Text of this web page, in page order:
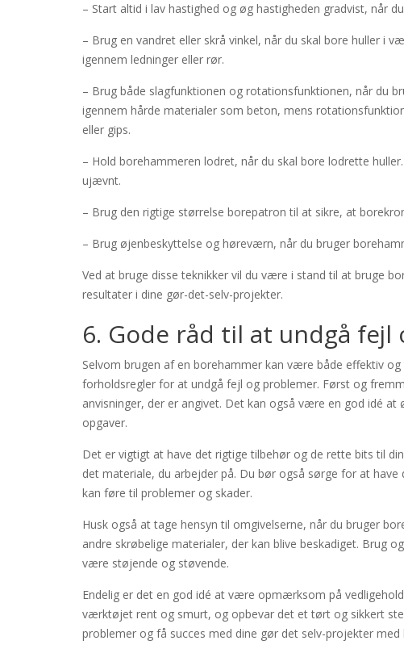
– Start altid i lav hastighed og øg hastigheden gradvist, når
– Brug en vandret eller skrå vinkel, når du skal bore huller i
igennem ledninger eller rør.
– Brug både slagfunktionen og rotationsfunktionen, når du
igennem hårde materialer som beton, mens
eller gips.
– Hold borehammeren lodret, når du skal bore lodrette
ujævnt.
– Brug den rigtige størrelse borepatron til at sikre, at
– Brug øjenbeskyttelse og høreværn, når du bruger
Ved at bruge disse teknikker vil du være i stand til at bruge
resultater i dine gør-det-selv-projekter.
6. Gode råd til at undgå
Selvom brugen af en borehammer kan være både effektiv
forholdsregler for at undgå fejl og problemer. Først og
anvisninger, der er angivet. Det kan også være en god idé
opgaver.
Det er vigtigt at have det rigtige tilbehør og de rette bits til
det materiale, du arbejder på. Du bør også sørge for at
kan føre til problemer og skader.
Husk også at tage hensyn til omgivelserne, når du bruger
andre skrøbelige materialer, der kan blive beskadiget. Brug
være støjende og støvende.
Endelig er det en god idé at være opmærksom på
værktøjet rent og smurt, og opbevar det et tørt og sikkert
problemer og få succes med dine gør det selv-projekter med